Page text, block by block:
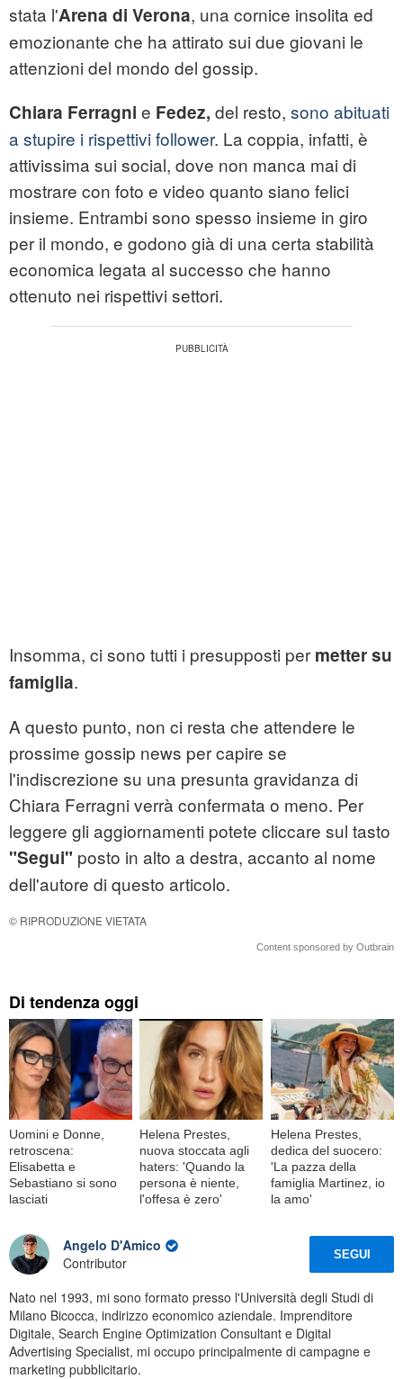
stata l'Arena di Verona, una cornice insolita ed
emozionante che ha attirato sui due giovani le
attenzioni del mondo del gossip.
Chiara Ferragni e Fedez, del resto, sono abituati
a stupire i rispettivi follower. La coppia, infatti, è
attivissima sui social, dove non manca mai di
mostrare con foto e video quanto siano felici
insieme. Entrambi sono spesso insieme in giro
per il mondo, e godono già di una certa stabilità
economica legata al successo che hanno
ottenuto nei rispettivi settori.
Insomma, ci sono tutti i presupposti per metter su
famiglia.
A questo punto, non ci resta che attendere le
prossime gossip news per capire se
l'indiscrezione su una presunta gravidanza di
Chiara Ferragni verrà confermata o meno. Per
leggere gli aggiornamenti potete cliccare sul tasto
"Segui" posto in alto a destra, accanto al nome
dell'autore di questo articolo.
© RIPRODUZIONE VIETATA
Content sponsored by Outbrain
Di tendenza oggi
Uomini e Donne,
retroscena:
Elisabetta e
Sebastiano si sono
lasciati
Helena Prestes,
nuova stoccata agli
haters: 'Quando la
persona è niente,
l'offesa è zero'
Helena Prestes,
dedica del suocero:
'La pazza della
famiglia Martinez, io
la amo'
Angelo D'Amico
Contributor
SEGUI
Nato nel 1993, mi sono formato presso l'Università degli Studi di
Milano Bicocca, indirizzo economico aziendale. Imprenditore
Digitale, Search Engine Optimization Consultant e Digital
Advertising Specialist, mi occupo principalmente di campagne e
marketing pubblicitario.